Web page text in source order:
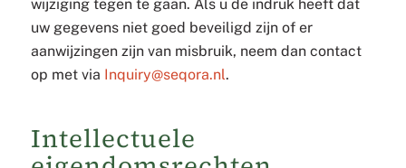
wijziging tegen te gaan. Als u de indruk heeft dat
uw gegevens niet goed beveiligd zijn of er
aanwijzingen zijn van misbruik, neem dan contact
op met via Inquiry@seqora.nl.
Intellectuele